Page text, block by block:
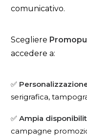
comunicativo.
Scegliere
accedere a:
✅
serigrafica,
✅Ampia
campagne